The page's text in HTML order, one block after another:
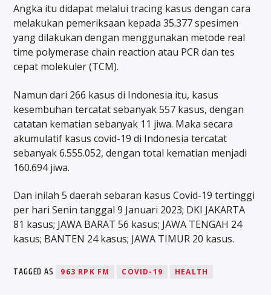
Angka itu didapat melalui tracing kasus dengan cara
melakukan pemeriksaan kepada 35.377 spesimen
yang dilakukan dengan menggunakan metode real
time polymerase chain reaction atau PCR dan tes
cepat molekuler (TCM).
Namun dari 266 kasus di Indonesia itu, kasus
kesembuhan tercatat sebanyak 557 kasus, dengan
catatan kematian sebanyak 11 jiwa. Maka secara
akumulatif kasus covid-19 di Indonesia tercatat
sebanyak 6.555.052, dengan total kematian menjadi
160.694 jiwa.
Dan inilah 5 daerah sebaran kasus Covid-19 tertinggi
per hari Senin tanggal 9 Januari 2023; DKI JAKARTA
81 kasus; JAWA BARAT 56 kasus; JAWA TENGAH 24
kasus; BANTEN 24 kasus; JAWA TIMUR 20 kasus.
TAGGED AS 963 RPK FM COVID-19 HEALTH